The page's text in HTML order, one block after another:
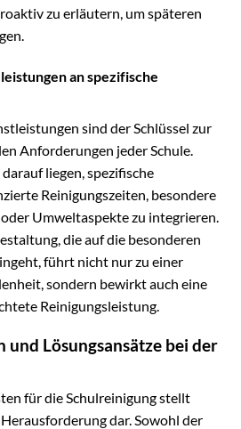
zu erläutern, um späteren
an spezifische
sind der Schlüssel zur
Anforderungen jeder Schule.
liegen, spezifische
Reinigungszeiten, besondere
Umweltaspekte zu integrieren.
die auf die besonderen
führt nicht nur zu einer
sondern bewirkt auch eine
Reinigungsleistung.
Lösungsansätze bei der
für die Schulreinigung stellt
dar. Sowohl der